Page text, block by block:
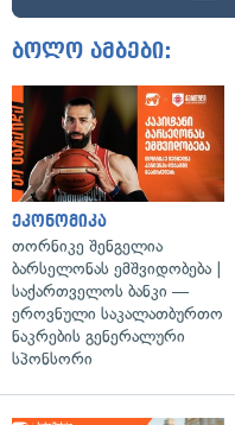
ბოლო ამბები:
ეკონომიკა
თორნიკე შენგელია
ბარსელონას ემშვიდობება |
საქართველოს ბანკი —
ეროვნული საკალათბურთო
ნაკრების გენერალური
სპონსორი